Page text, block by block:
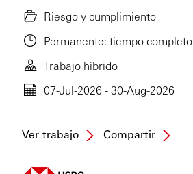
Riesgo y cumplimiento
Permanente: tiempo completo
Trabajo híbrido
07-Jul-2026 - 30-Aug-2026
Ver trabajo Compartir